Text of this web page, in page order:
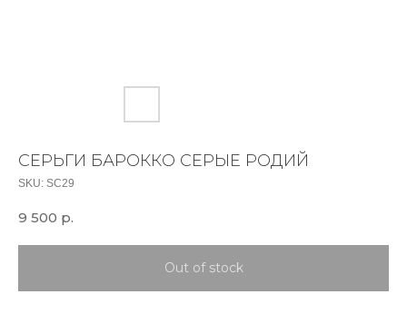
СЕРЬГИ БАРОККО СЕРЫЕ РОДИЙ
SKU: SC29
9 500 р.
Out of stock